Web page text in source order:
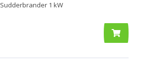
Sudderbrander 1 kW